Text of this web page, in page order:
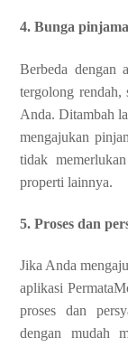
4. Bunga
Berbeda dengan
tergolong rendah,
Anda. Ditambah
mengajukan
tidak
properti lainnya.
5. Proses dan
Jika Anda
aplikasi
proses dan
dengan mudah